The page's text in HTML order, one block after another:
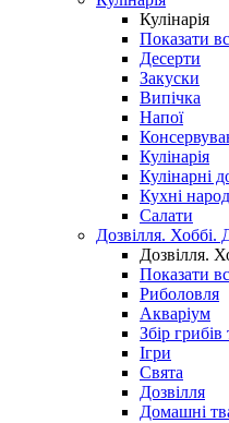
Кулінарія
Показати
Десерти
Закуски
Випічка
Напої
Кулінарія
Кулінарні
Кухні
Салати
Дозвілля. Хоббі.
Дозвілля.
Показати
Риболовля
Акваріум
Збір грибів
Ігри
Свята
Дозвілля
Домашні